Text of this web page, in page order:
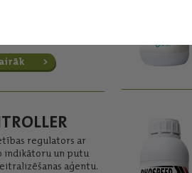
regulators ar
indikātoru un putu
aģentu.